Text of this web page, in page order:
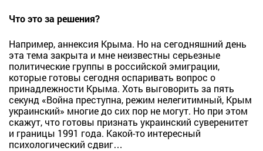
Что это за решения?
Например, аннексия Крыма. Но на сегодняшний день
эта тема закрыта и мне неизвестны серьезные
политические группы в российской эмиграции,
которые готовы сегодня оспаривать вопрос о
принадлежности Крыма. Хоть выговорить за пять
секунд «Война преступна, режим нелегитимный, Крым
украинский» многие до сих пор не могут. Но при этом
скажут, что готовы признать украинский суверенитет
и границы 1991 года. Какой-то интересный
психологический сдвиг…